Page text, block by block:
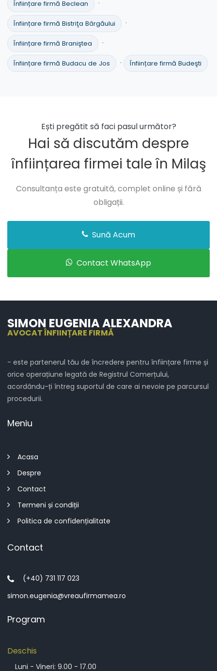
Înființare firmă Beclean ·
Înființare firmă Bistriţa Bârgăului ·
Înființare firmă Braniştea ·
Înființare firmă Budacu de Jos · Înființare firmă Budeşti
Ești pregătit să faci pasul următor?
Hai să discutăm despre
înființarea firmei tale în Milaş
Consultanța este gratuită, complet online și fără
obligații.
Sună Acum
Contact WhatsApp
SIMON EUGENIA ALEXANDRA
AVOCAT ÎNFIINȚARE FIRMĂ
- este partenerul tău de încredere pentru înființare firme și
orice operațiune legată de Registrul Comerțului,
acordându-ți întreg suportul de care ai nevoie pe parcursul
procedurii.
Meniu
Acasa
Despre
Contact
Termeni și condiții
Politica de confidențialitate
Contact
(+40) 731 117 023
simon.eugenia@vreaufirmamea.ro
Program
Deschis
Luni - Vineri: 9.00 - 17.00